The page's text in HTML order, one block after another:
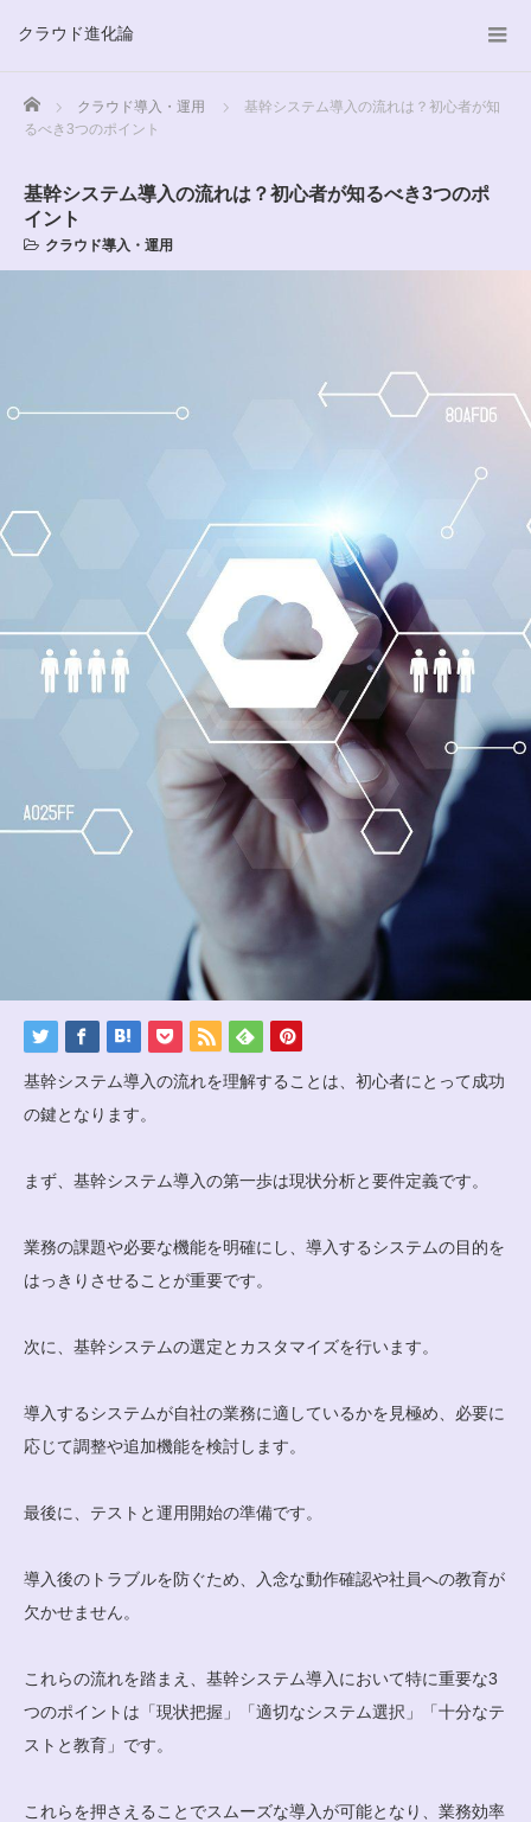
クラウド進化論
Home クラウド導入・運用
基幹システム導入の流れは？初心者が知
るべき3つのポイント
基幹システム導入の流れは？初心者が知るべき3つのポ
イント
クラウド導入・運用
基幹システム導入の流れを理解することは、初心者にとって成功
の鍵となります。
まず、基幹システム導入の第一歩は現状分析と要件定義です。
業務の課題や必要な機能を明確にし、導入するシステムの目的を
はっきりさせることが重要です。
次に、基幹システムの選定とカスタマイズを行います。
導入するシステムが自社の業務に適しているかを見極め、必要に
応じて調整や追加機能を検討します。
最後に、テストと運用開始の準備です。
導入後のトラブルを防ぐため、入念な動作確認や社員への教育が
欠かせません。
これらの流れを踏まえ、基幹システム導入において特に重要な3
つのポイントは「現状把握」「適切なシステム選択」「十分なテ
ストと教育」です。
これらを押さえることでスムーズな導入が可能となり、業務効率